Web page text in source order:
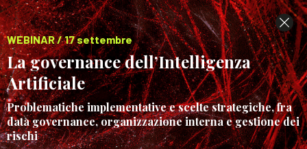
WEBINAR / 17 settembre
La governance dell’Intelligenza
Artificiale
Problematiche implementative e scelte strategiche, fra
data governance, organizzazione interna e gestione dei
rischi